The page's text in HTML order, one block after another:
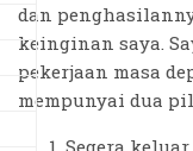
dan
keinginan saya.
pekerjaan masa
mempunyai dua
Segera